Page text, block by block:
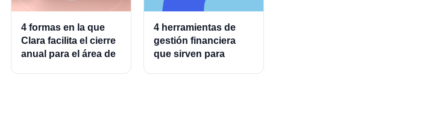
4 formas en la que
Clara facilita el cierre
anual para el área de
4 herramientas de
gestión financiera
que sirven para